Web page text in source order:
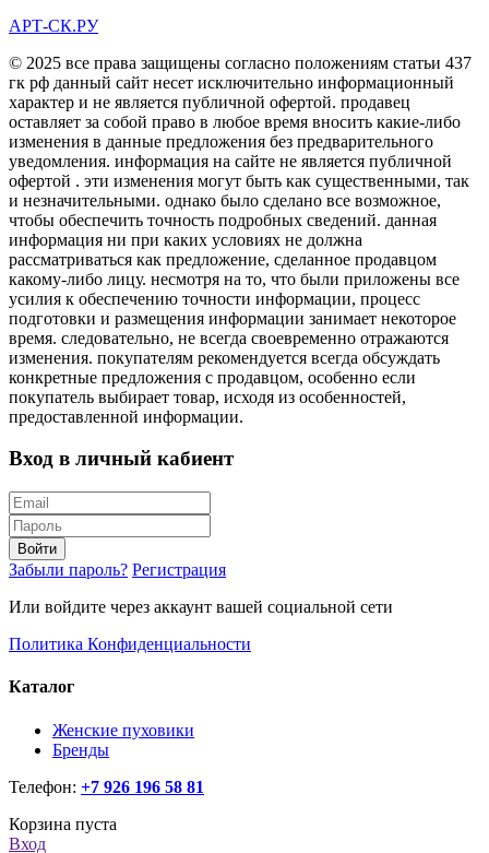
АРТ-СК.РУ
© 2025 все права защищены согласно положениям статьи 437
гк рф данный сайт несет исключительно информационный
характер и не является публичной офертой. продавец
оставляет за собой право в любое время вносить какие-либо
изменения в данные предложения без предварительного
уведомления. информация на сайте не является публичной
офертой . эти изменения могут быть как существенными, так
и незначительными. однако было сделано все возможное,
чтобы обеспечить точность подробных сведений. данная
информация ни при каких условиях не должна
рассматриваться как предложение, сделанное продавцом
какому-либо лицу. несмотря на то, что были приложены все
усилия к обеспечению точности информации, процесс
подготовки и размещения информации занимает некоторое
время. следовательно, не всегда своевременно отражаются
изменения. покупателям рекомендуется всегда обсуждать
конкретные предложения с продавцом, особенно если
покупатель выбирает товар, исходя из особенностей,
предоставленной информации.
Вход в личный кабиент
Войти
Забыли пароль? Регистрация
Или войдите через аккаунт вашей социальной сети
Политика Конфиденциальности
Каталог
Женские пуховики
Бренды
Телефон: +7 926 196 58 81
Корзина пуста
Вход